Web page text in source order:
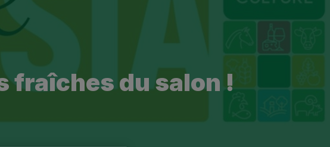
fraîches du salon !